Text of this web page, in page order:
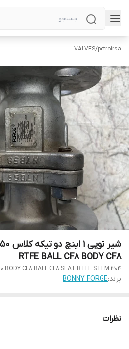
petroirsa
/
VALVES
RTFE BALL CF8 BODY CF8
BODY CF8 BALL CF8 SEAT RTFE STEM 304
برند:BONNY FORGE
نظرات